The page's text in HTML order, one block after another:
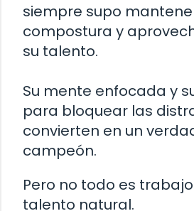
siempre supo
compostura y
su talento.
Su mente enfocada y
para bloquear las
convierten en un
campeón.
Pero no todo es
talento natural.